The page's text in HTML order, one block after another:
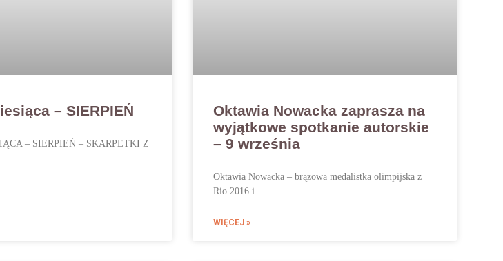
– SIERPIEŃ
– SIERPIEŃ – SKARPETKI Z
Oktawia Nowacka zaprasza na
wyjątkowe spotkanie autorskie
– 9 września
Oktawia Nowacka – brązowa medalistka olimpijska z
Rio 2016 i
WIĘCEJ »